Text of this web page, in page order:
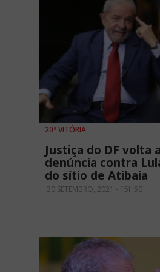
20ª VITÓRIA
Justiça do DF volta
denúncia contra
do sítio de Atibaia
30 SETEMBRO, 2021 - 15H50